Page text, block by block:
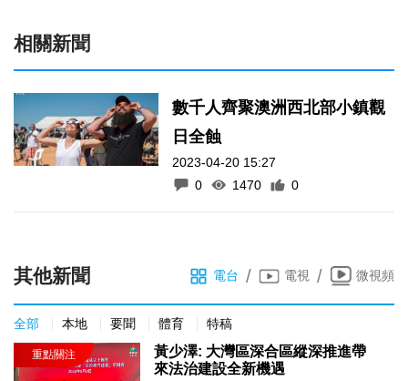
相關新聞
數千人齊聚澳洲西北部小鎮觀
日全蝕
2023-04-20 15:27
0
1470 0
其他新聞 電台 / 電視 / 微視頻
全部 本地 要聞 體育 特稿
黃少澤: 大灣區深合區縱深推進帶
來法治建設全新機遇